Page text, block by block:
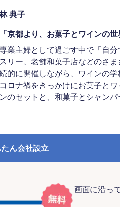
林 典子
「京都より、お菓子とワインの
専業主婦として過ごす中で「自
スリー、老舗和菓子店などのさ
続的に開催しながら、ワインの学
コロナ禍をきっかけにお菓子と
ンのセットと、和菓子とシャン
たん会社設立
画面に沿っ